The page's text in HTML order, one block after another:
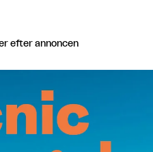
efter annoncen